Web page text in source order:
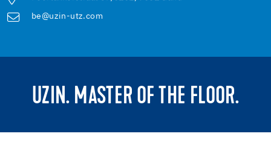
be@uzin-utz.com
UZIN. MASTER OF THE FLOOR.